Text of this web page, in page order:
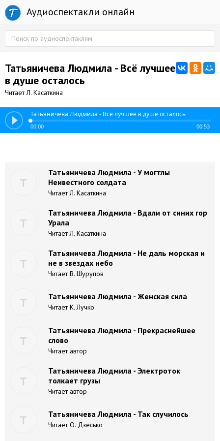
Аудиоспектакли онлайн
Татьяничева Людмила - Всё лучшее
в душе осталось
Читает Л. Касаткина
Татьяничева Людмила - Всё лучшее в душе осталось
00:00 00:53
Т
Татьяничева Людмила - У могтлы
Неивестного солдата
Читает Л. Касаткина
Т
Татьяничева Людмила - Вдали от синих гор
Урала
Читает Л. Касаткина
Т
Татьяничева Людмила - Не даль морская и
не в звездах небо
Читает В. Шурупов
Т Татьяничева Людмила - Женская сила
Читает К. Лучко
Т
Татьяничева Людмила - Прекраснейшее
слово
Читает автор
Т
Татьяничева Людмила - Электроток
толкает грузы
Читает автор
Т Татьяничева Людмила - Так случилось
Читает О. Дзесько